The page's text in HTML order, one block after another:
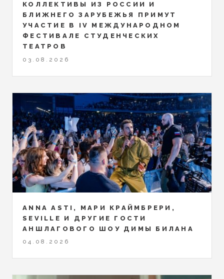
КОЛЛЕКТИВЫ ИЗ РОССИИ И
БЛИЖНЕГО ЗАРУБЕЖЬЯ ПРИМУТ
УЧАСТИЕ В IV МЕЖДУНАРОДНОМ
ФЕСТИВАЛЕ СТУДЕНЧЕСКИХ
ТЕАТРОВ
03.08.2026
ANNA ASTI, МАРИ КРАЙМБРЕРИ,
SEVILLE И ДРУГИЕ ГОСТИ
АНШЛАГОВОГО ШОУ ДИМЫ БИЛАНА
04.08.2026